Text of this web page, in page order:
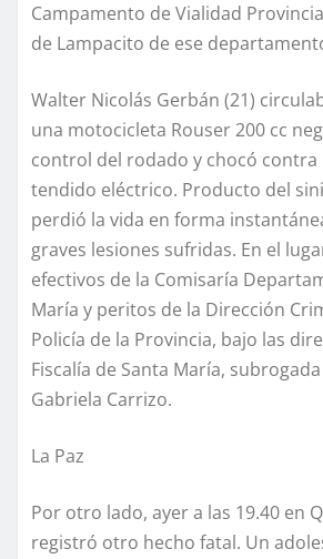
Campamento de Vialidad
de Lampacito de ese
Walter Nicolás Gerbán (21)
una motocicleta Rouser 200 cc
control del rodado y chocó contra
tendido eléctrico. Producto del
perdió la vida en forma
graves lesiones sufridas. En el
efectivos de la Comisaría
María y peritos de la Dirección
Policía de la Provincia, bajo las
Fiscalía de Santa María,
Gabriela Carrizo.
La Paz
Por otro lado, ayer a las 19.40 en
registró otro hecho fatal. Un